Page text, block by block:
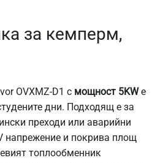
за кемперм,
OVXMZ-D1 с мощност 5KWе
дни. Подходящ е за
преходи или аварийни
напрежение и покрива площ
топлообменник